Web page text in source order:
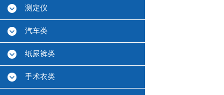
测定仪
汽车类
纸尿裤类
手术衣类